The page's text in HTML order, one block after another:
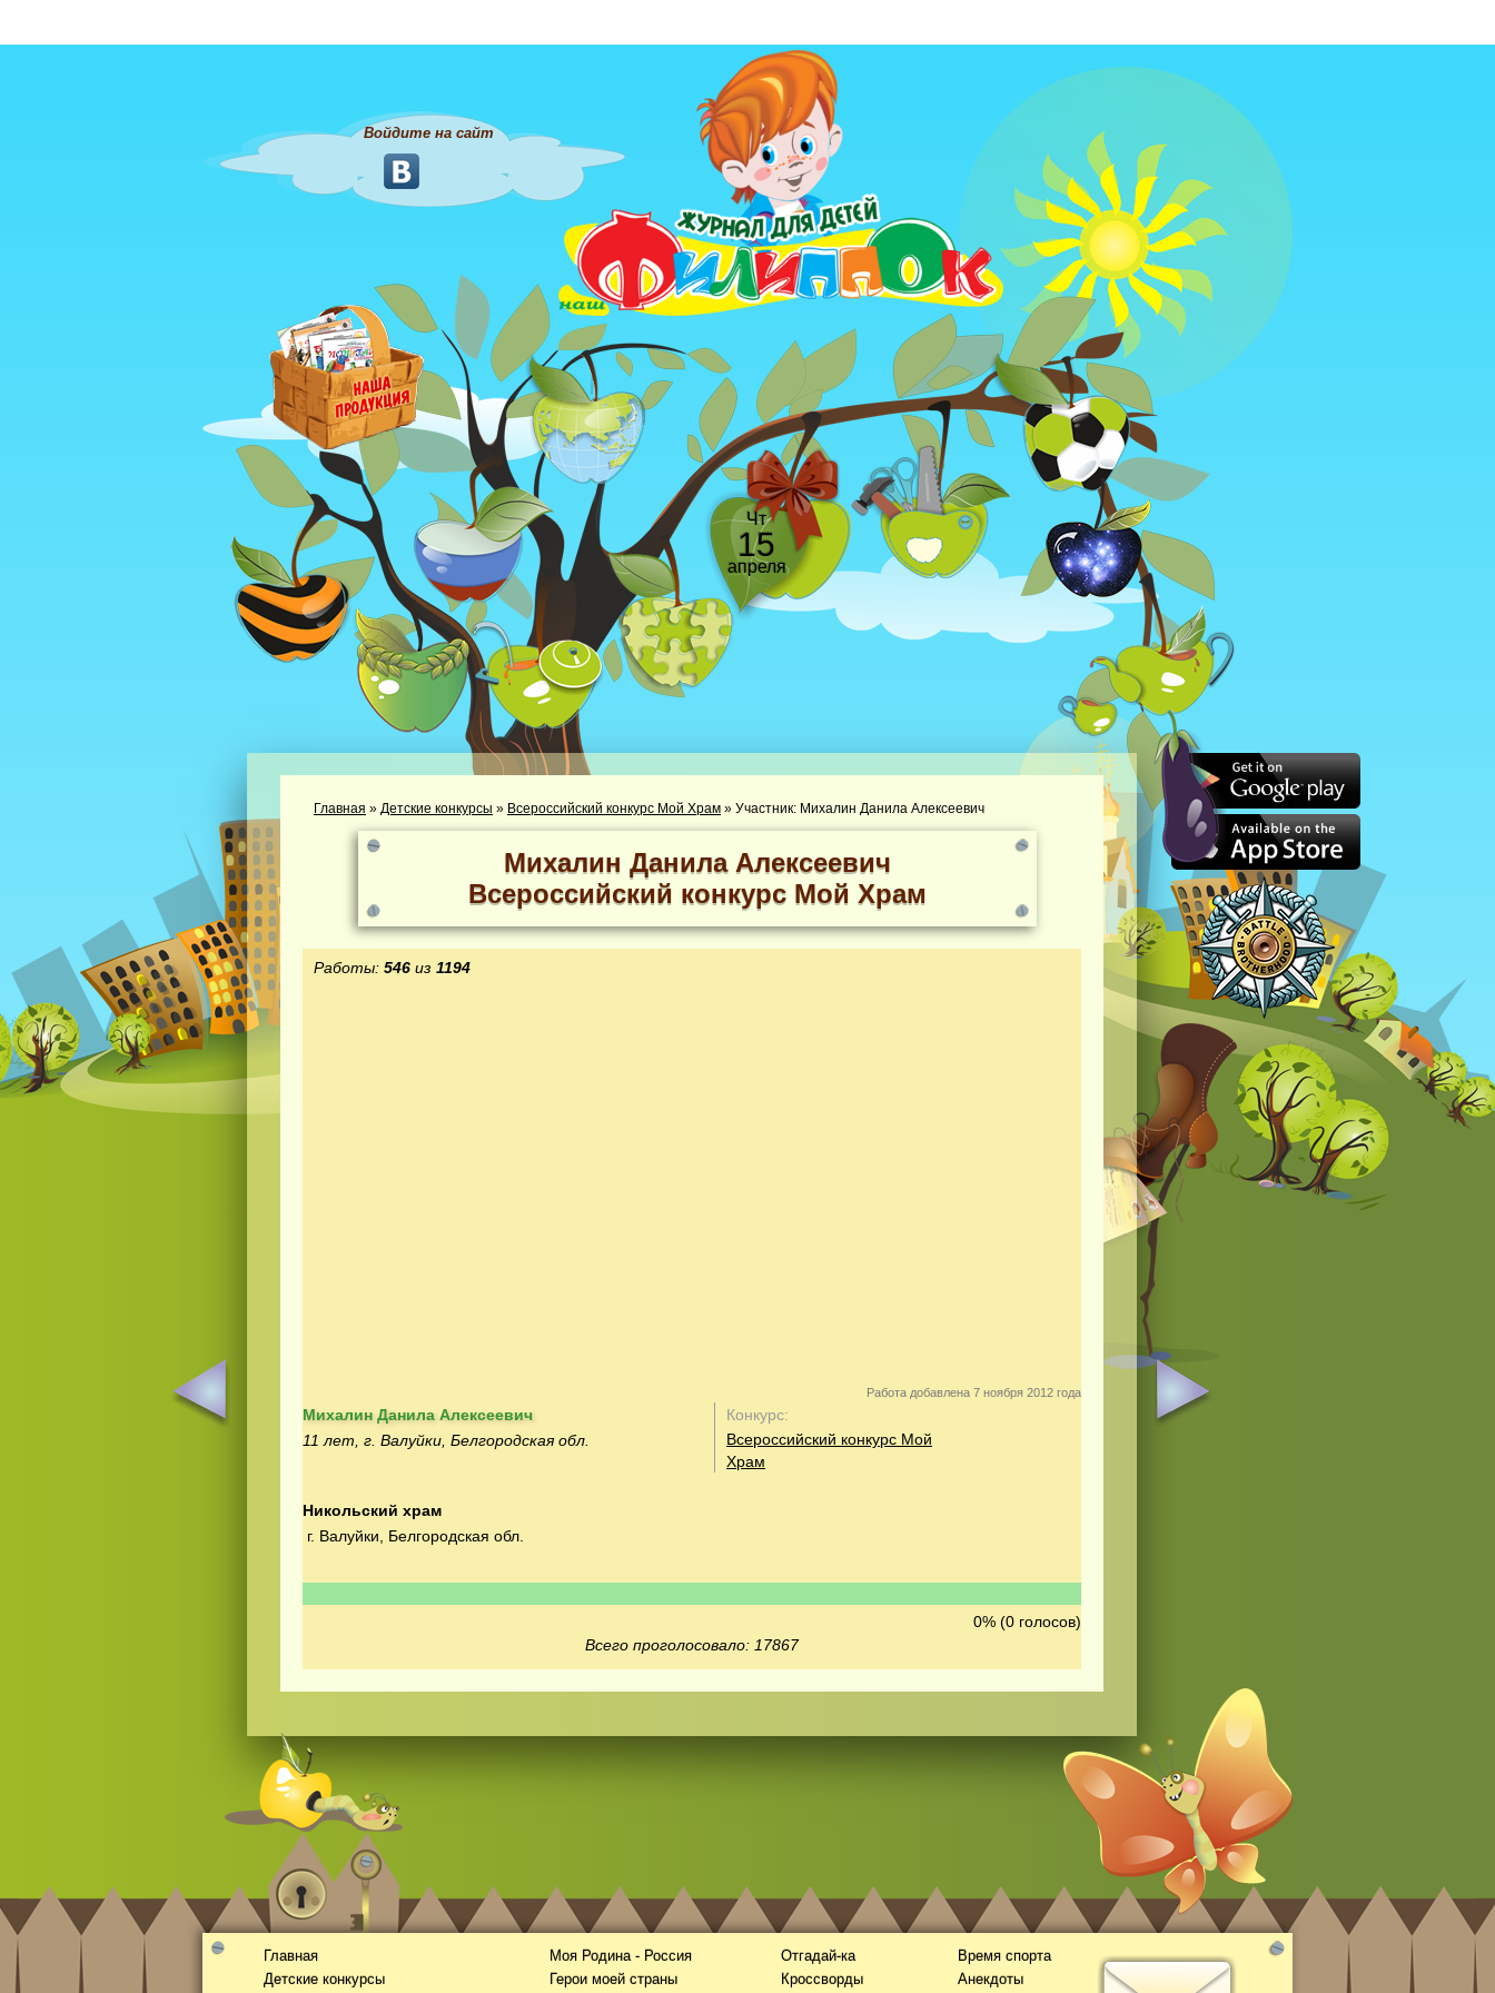
Войдите на сайт
Чт
15
апреля
Главная » Детские конкурсы » Всероссийский конкурс Мой Храм » Участник: Михалин Данила Алексеевич
Михалин Данила Алексеевич
Всероссийский конкурс Мой Храм
Работы: 546 из 1194
Работа добавлена 7 ноября 2012 года
Михалин Данила Алексеевич
11 лет, г. Валуйки, Белгородская обл.
Конкурс:
Всероссийский конкурс Мой
Храм
Никольский храм
г. Валуйки, Белгородская обл.
0% (0 голосов)
Всего проголосовало: 17867
Главная
Детские конкурсы
Моя Родина - Россия
Герои моей страны
Отгадай-ка
Кроссворды
Время спорта
Анекдоты